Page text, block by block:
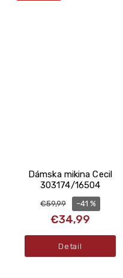
Dámska mikina Cecil
303174/16504
€59,99
€34,99
–41 %
Detail